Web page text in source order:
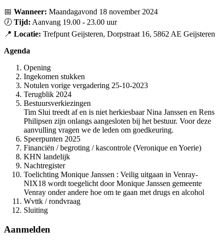
📅 Wanneer: Maandagavond 18 november 2024
🕖 Tijd: Aanvang 19.00 - 23.00 uur
📍 Locatie: Trefpunt Geijsteren, Dorpstraat 16, 5862 AE Geijsteren
Agenda
Opening
Ingekomen stukken
Notulen vorige vergadering 25-10-2023
Terugblik 2024
Bestuursverkiezingen
Tim Slui treedt af en is niet herkiesbaar Nina Janssen en Rens
Philipsen zijn onlangs aangesloten bij het bestuur. Voor deze
aanvulling vragen we de leden om goedkeuring.
Speerpunten 2025
Financiën / begroting / kascontrole (Veronique en Yoerie)
KHN landelijk
Nachtregister
Toelichting Monique Janssen : Veilig uitgaan in Venray-
NIX18 wordt toegelicht door Monique Janssen gemeente
Venray onder andere hoe om te gaan met drugs en alcohol
Wvttk / rondvraag
Sluiting
Aanmelden